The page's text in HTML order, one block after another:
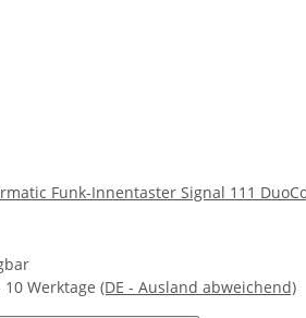
Funk-Innentaster Signal 111
10 Werktage (DE - Ausland abweichend)